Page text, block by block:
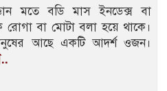
মতে বডি মাস ইনডেক্স বা
বা মোটা বলা হয়ে থাকে।
আছে একটি আদর্শ ওজন।